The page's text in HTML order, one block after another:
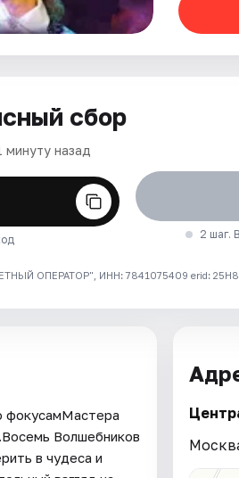
сбор
назад
2 шаг.
ОПЕРАТОР", ИНН: 7841075409 erid:
фокусамМастера
Волшебников
в чудеса и